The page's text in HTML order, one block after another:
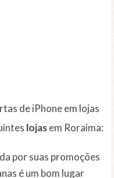
de iPhone em lojas
lojasem Roraima:
por suas promoções
é um bom lugar